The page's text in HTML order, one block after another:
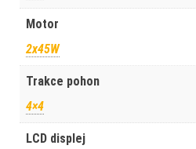
Motor
2x45W
Trakce pohon
4×4
LCD displej